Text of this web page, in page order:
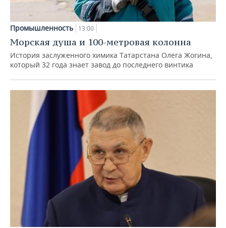
Промышленность 13:00
Морская душа и 100-метровая колонна
История заслуженного химика Татарстана Олега Жогина,
который 32 года знает завод до последнего винтика